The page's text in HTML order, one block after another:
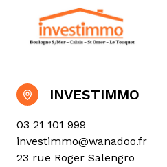
INVESTIMMO
03 21 101 999
investimmo@wanadoo.fr
23 rue Roger Salengro